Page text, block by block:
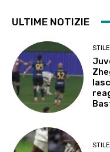
ULTIME NOTIZIE